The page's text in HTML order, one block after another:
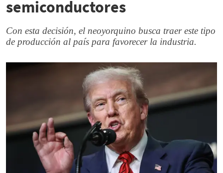
semiconductores
Con esta decisión, el neoyorquino busca traer este tipo
de producción al país para favorecer la industria.